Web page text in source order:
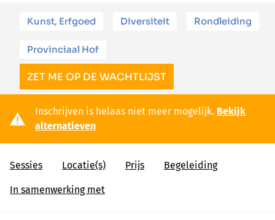
Kunst, Erfgoed Diversiteit Rondleiding
Provinciaal Hof
ZET ME OP DE WACHTLIJST
Inschrijven is helaas niet meer mogelijk. Bekijk
alternatieven
Sessies Locatie(s) Prijs Begeleiding
In samenwerking met